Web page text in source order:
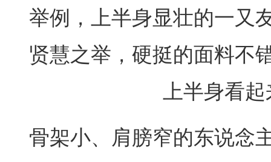
举例，上半身显壮的一又
贤慧之举，硬挺的面料不
上半身看
骨架小、肩膀窄的东说念